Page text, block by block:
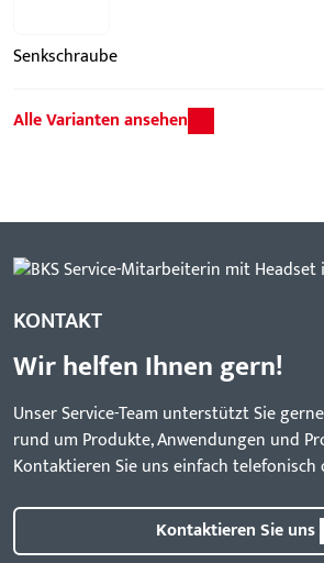
Senkschraube
Alle Varianten ansehen
KONTAKT
Wir helfen Ihnen gern!
Unser Service-Team unterstützt Sie
rund um Produkte, Anwendungen und
Kontaktieren Sie uns einfach telefonisch
Kontaktieren Sie uns